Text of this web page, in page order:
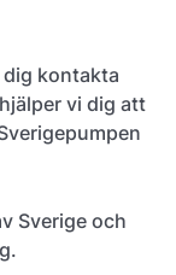
dig kontakta
vi dig att
Sverige och